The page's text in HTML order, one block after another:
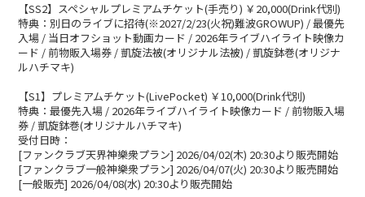
【SS2】スペシャルプレミアムチケット(手売り) ￥20,000(Drink代別)
特典：別日のライブに招待(※2027/2/23(火祝)難波GROWUP) / 最優先
入場 / 当日オフショット動画カード / 2026年ライブハイライト映像カ
ード / 前物販入場券 / 凱旋法被(オリジナル法被) / 凱旋鉢巻(オリジナ
ルハチマキ)
【S1】プレミアムチケット(LivePocket) ￥10,000(Drink代別)
特典：最優先入場 / 2026年ライブハイライト映像カード / 前物販入場
券 / 凱旋鉢巻(オリジナルハチマキ)
受付日時：
[ファンクラブ天界神樂衆プラン] 2026/04/02(木) 20:30より販売開始
[ファンクラブ一般神樂衆プラン] 2026/04/07(火) 20:30より販売開始
[一般販売] 2026/04/08(水) 20:30より販売開始